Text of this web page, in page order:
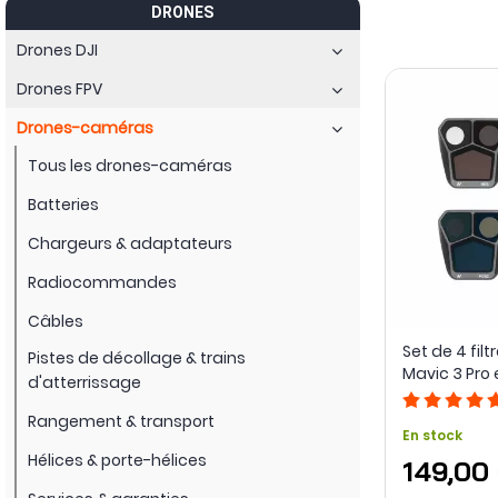
photographes et vidéastes qui souhaitent exploiter leur
drone n'aura pas besoin de régler numériquement sa
perte de qualité. En gérant la luminosité physiquement,
DRONES
Drones DJI
Drones FPV
Drones-caméras
Tous les drones-caméras
Batteries
Chargeurs & adaptateurs
Radiocommandes
Câbles
Pistes de décollage & trains
d'atterrissage
Rangement & transport
Hélices & porte-hélices
Set de 4
Mavic 3 Pro
En stock